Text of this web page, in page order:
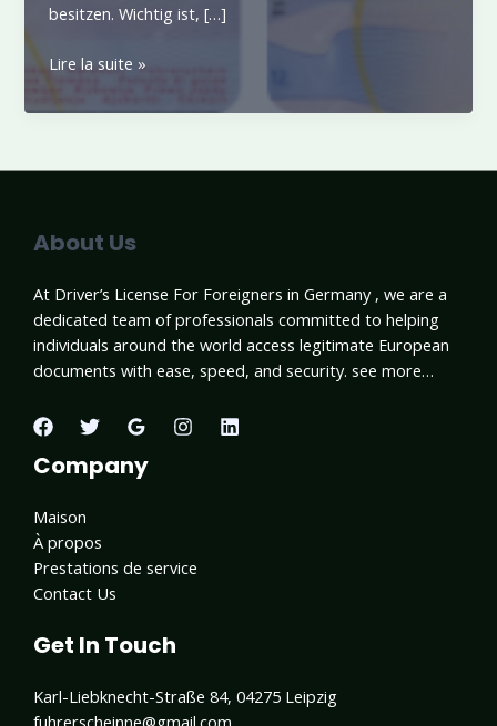
besitzen. Wichtig ist, […]
Permis
conduire
Lire la suite »
About Us
At Driver’s License For Foreigners in Germany , we are a
dedicated team of professionals committed to helping
individuals around the world access legitimate European
documents with ease, speed, and security. see more…
Company
Maison
À propos
Prestations de service
Contact Us
Get In Touch
Karl-Liebknecht-Straße 84, 04275 Leipzig